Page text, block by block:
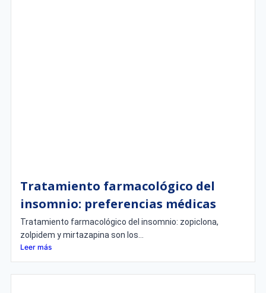
Tratamiento farmacológico del
insomnio: preferencias médicas
Tratamiento farmacológico del insomnio: zopiclona,
zolpidem y mirtazapina son los...
Leer más